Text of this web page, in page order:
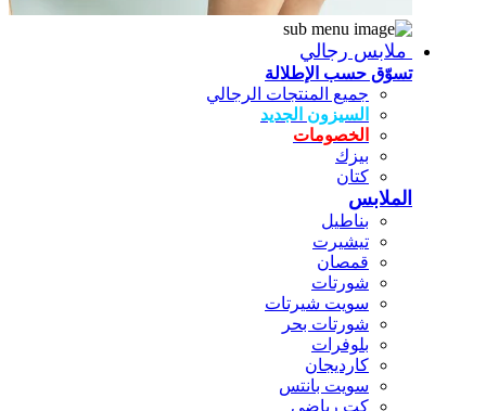
ملابس رجالي
تسوّق حسب الإطلالة
جميع المنتجات الرجالي
السيزون الجديد
الخصومات
بيزك
كتان
الملابس
بناطيل
تيشيرت
قمصان
شورتات
سويت شيرتات
شورتات بحر
بلوفرات
كارديجان
سويت بانتس
كت رياضي